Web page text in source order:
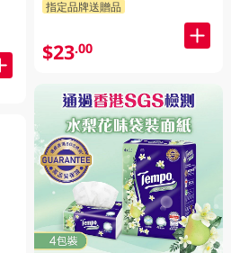
指定品牌送贈品
$23.00